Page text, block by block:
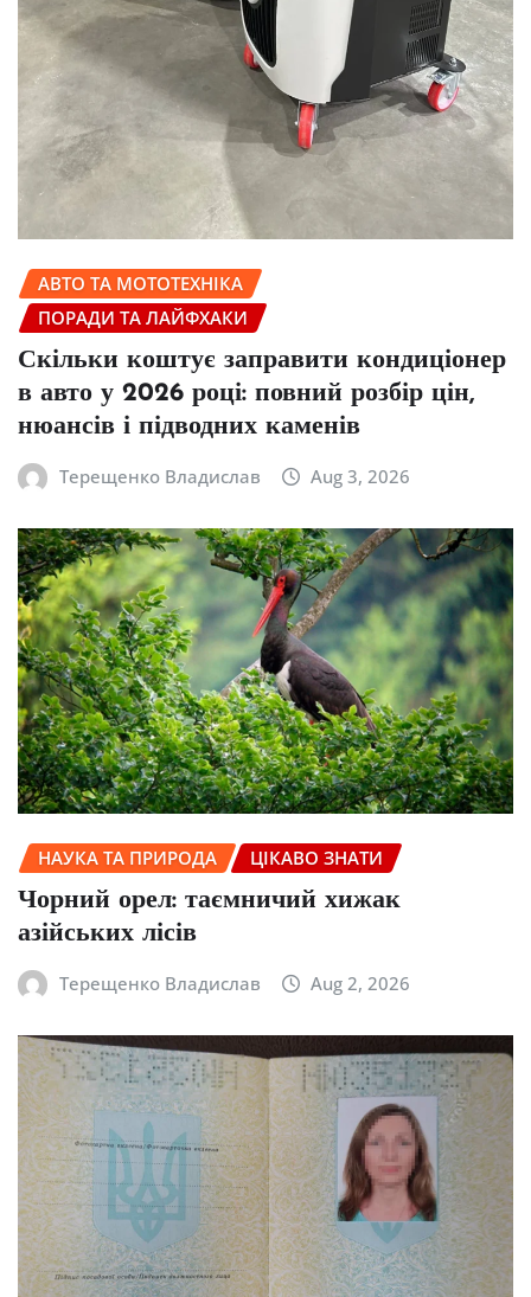
АВТО ТА МОТОТЕХНІКА
ПОРАДИ ТА ЛАЙФХАКИ
Скільки коштує заправити кондиціонер
в авто у 2026 році: повний розбір цін,
нюансів і підводних каменів
Терещенко Владислав Aug 3, 2026
НАУКА ТА ПРИРОДА ЦІКАВО ЗНАТИ
Чорний орел: таємничий хижак
азійських лісів
Терещенко Владислав Aug 2, 2026